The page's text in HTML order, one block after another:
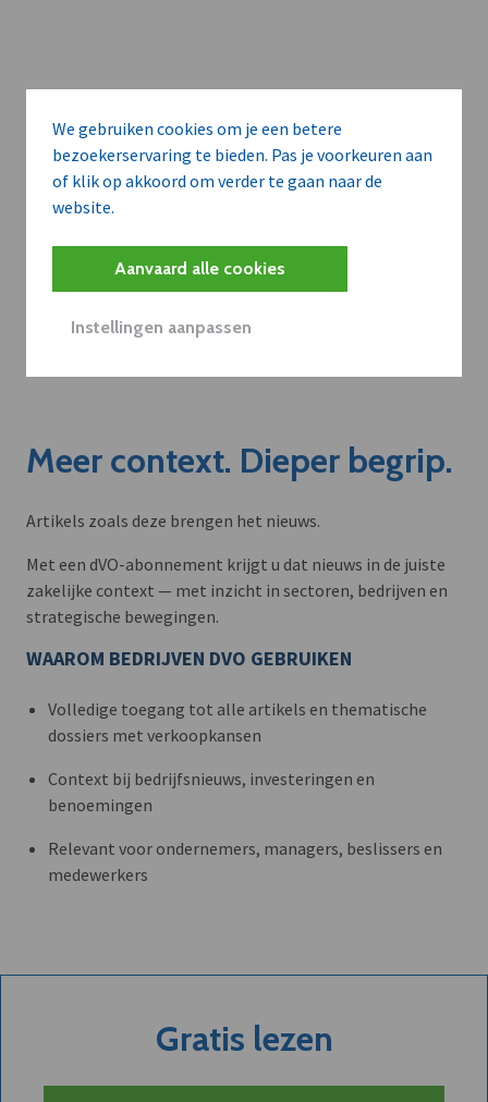
We gebruiken cookies om je een betere
bezoekerservaring te bieden. Pas je voorkeuren aan
of klik op akkoord om verder te gaan naar de
website.
Aanvaard alle cookies
Instellingen aanpassen
Meer context. Dieper begrip.
Artikels zoals deze brengen het nieuws.
Met een dVO-abonnement krijgt u dat nieuws in de juiste
zakelijke context — met inzicht in sectoren, bedrijven en
strategische bewegingen.
WAAROM BEDRIJVEN DVO GEBRUIKEN
Volledige toegang tot alle artikels en thematische
dossiers met verkoopkansen
Context bij bedrijfsnieuws, investeringen en
benoemingen
Relevant voor ondernemers, managers, beslissers en
medewerkers
Gratis lezen